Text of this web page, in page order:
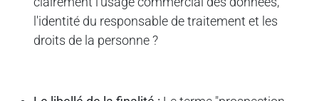
l'identité du responsable de traitement et les
droits de la personne ?